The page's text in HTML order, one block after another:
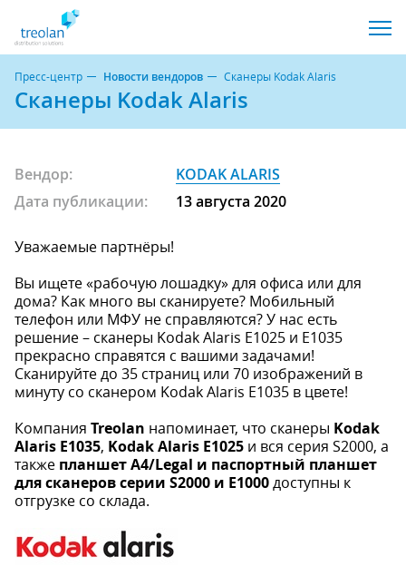
Пресс-центр Новости вендоров Сканеры Kodak Alaris
Сканеры Kodak Alaris
Вендор:
KODAK ALARIS
Дата публикации:
13 августа 2020
Уважаемые партнёры!
Вы ищете «рабочую лошадку» для офиса или для
дома? Как много вы сканируете? Мобильный
телефон или МФУ не справляются? У нас есть
решение – сканеры Kodak Alaris E1025 и E1035
прекрасно справятся с вашими задачами!
Сканируйте до 35 страниц или 70 изображений в
минуту со сканером Kodak Alaris E1035 в цвете!
Компания Treolan напоминает, что сканеры Kodak
Alaris E1035, Kodak Alaris E1025 и вся серия S2000, а
также планшет A4/Legal и паспортный планшет
для сканеров серии S2000 и E1000доступны к
отгрузке со склада.